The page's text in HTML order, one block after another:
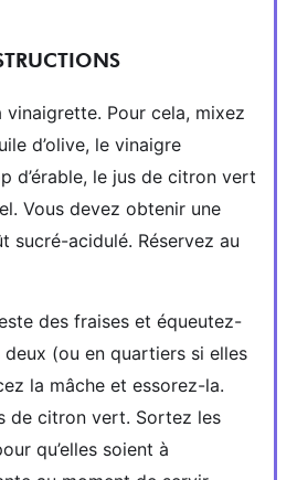
vinaigrette. Pour cela, mixez
d’olive, le vinaigre
d’érable, le jus de citron vert
Vous devez obtenir une
sucré-acidulé. Réservez au
des fraises et équeutez-
(ou en quartiers si elles
la mâche et essorez-la.
de citron vert. Sortez les
qu’elles soient à